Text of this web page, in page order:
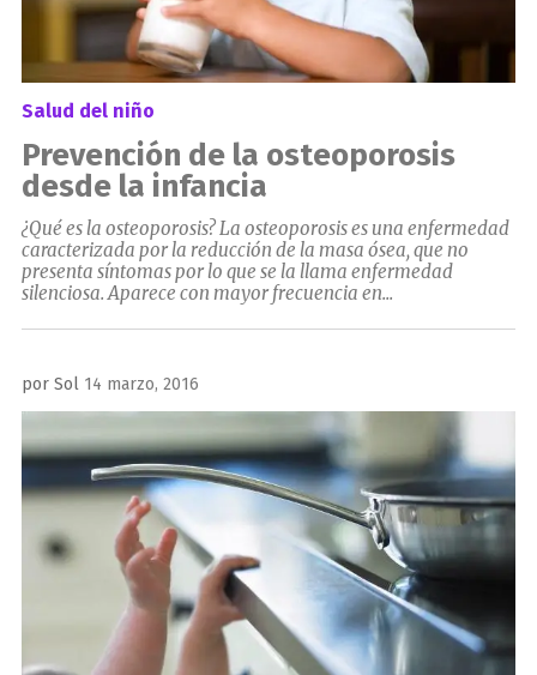
Salud del niño
Prevención de la osteoporosis
desde la infancia
¿Qué es la osteoporosis? La osteoporosis es una enfermedad
caracterizada por la reducción de la masa ósea, que no
presenta síntomas por lo que se la llama enfermedad
silenciosa. Aparece con mayor frecuencia en...
por Sol Publicado
el
14 marzo, 2016